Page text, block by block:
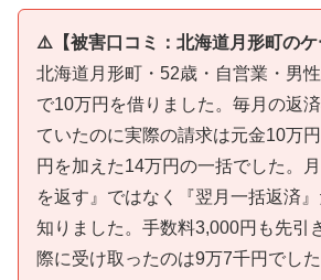
⚠️【被害口コミ：北海道月形町のケ
北海道月形町・52歳・自営業・男
で10万円を借りました。毎月の返
ていたのに実際の請求は元金10万
円を加えた14万円の一括でした。
を返す』ではなく『翌月一括返済
知りました。手数料3,000円も先引
際に受け取ったのは9万7千円でした